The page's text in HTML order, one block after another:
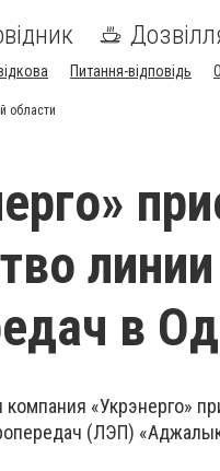
Питання-відповідь
области
линии
в
«Укрэнерго»
(ЛЭП)